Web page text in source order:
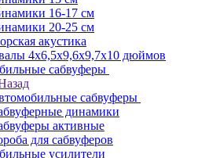
16-17 см
20-25 см
акустика
4х6,5х9,6x9,7х10 дюймов
сабвуферы
сабвуферы
динамики
активные
для сабвуферов
усилители